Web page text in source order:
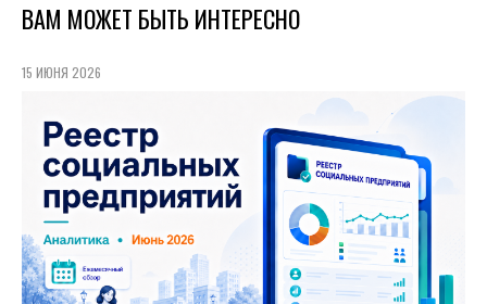
ВАМ МОЖЕТ БЫТЬ ИНТЕРЕСНО
15 ИЮНЯ 2026